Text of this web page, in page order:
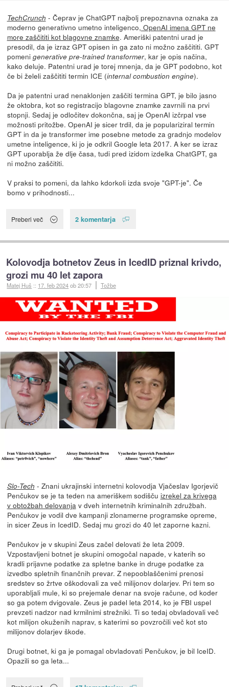
TechCrunch - Čeprav je ChatGPT najbolj prepoznavna oznaka za
moderno generativno umetno inteligenco, OpenAI imena GPT ne
more zaščititi kot blagovne znamke. Ameriški patentni urad je
presodil, da je izraz GPT opisen in ga zato ni možno zaščititi. GPT
pomeni generative pre-trained transformer, kar je opis načina,
kako deluje. Patentni urad je torej mnenja, da je GPT podobno, kot
če bi želeli zaščititi termin ICE (internal combustion engine).
Da je patentni urad nenaklonjen zaščiti termina GPT, je bilo jasno
že oktobra, kot so registracijo blagovne znamke zavrnili na prvi
stopnji. Sedaj je odločitev dokončna, saj je OpenAI izčrpal vse
možnosti pritožbe. OpenAI je sicer trdil, da je populariziral termin
GPT in da je transformer ime posebne metode za gradnjo modelov
umetne inteligence, ki jo je odkril Google leta 2017. A ker se izraz
GPT uporablja že dlje časa, tudi pred izidom izdelka ChatGPT, ga
ni možno zaščititi.
V praksi to pomeni, da lahko kdorkoli izda svoje "GPT-je". Če
bomo v prihodnosti...
Preberi več 2 komentarja
Kolovodja botnetov Zeus in IcedID priznal krivdo,
grozi mu 40 let zapora
Matej Huš :: 17. feb 2024ob 20:57 Tožbe
Slo-Tech - Znani ukrajinski internetni kolovodja Vjačeslav Igorjevič
Penčukov se je ta teden na ameriškem sodišču izrekel za krivega
v obtožbah delovanja v dveh internetnih kriminalnih združbah.
Penčukov je vodil dve kampanji zlonamerne programske opreme,
in sicer Zeus in IcedID. Sedaj mu grozi do 40 let zaporne kazni.
Penčukov je v skupini Zeus začel delovati že leta 2009.
Vzpostavljeni botnet je skupini omogočal napade, v katerih so
kradli prijavne podatke za spletne banke in druge podatke za
izvedbo spletnih finančnih prevar. Z nepooblaščenimi prenosi
sredstev so žrtve oškodovali za več milijonov dolarjev. Pri tem so
uporabljali mule, ki so prejemale denar na svoje račune, od koder
so ga potem dvigovale. Zeus je padel leta 2014, ko je FBI uspel
prevzeti nadzor nad krmilnimi strežniki. Ti so tedaj obvladovali več
kot milijon okuženih naprav, s katerimi so povzročili več kot sto
milijonov dolarjev škode.
Drugi botnet, ki ga je pomagal obvladovati Penčukov, je bil IceID.
Opazili so ga leta...